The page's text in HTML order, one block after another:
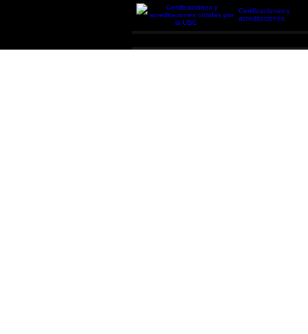
Certificaciones y
acreditaciones